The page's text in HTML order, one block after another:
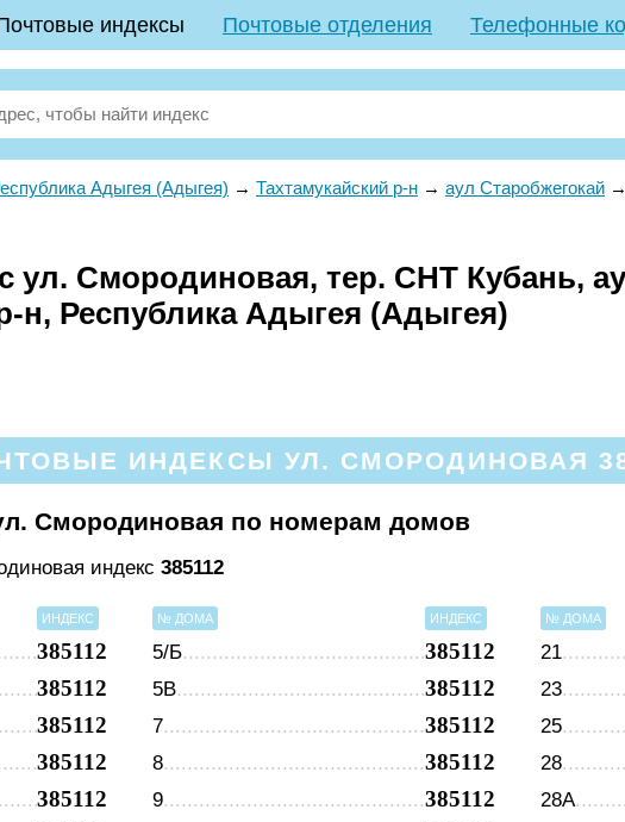
индексы Почтовые отделения Телефонные
Адыгея (Адыгея) → Тахтамукайский р-н → аул Старобжегокай →
ул. Смородиновая, тер. СНТ Кубань,
н, Республика Адыгея (Адыгея)
ИНДЕКСЫ УЛ. СМОРОДИНОВАЯ
Смородиновая по номерам домов
индекс 385112
ИНДЕКС
385112
385112
385112
385112
385112
№ ДОМА ИНДЕКС
5/Б 385112
5В 385112
7 385112
8 385112
9 385112
№ ДОМА
21
23
25
28
28А